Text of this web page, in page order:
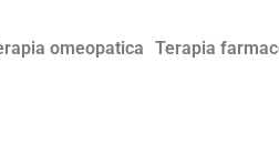
omeopatica Terapia